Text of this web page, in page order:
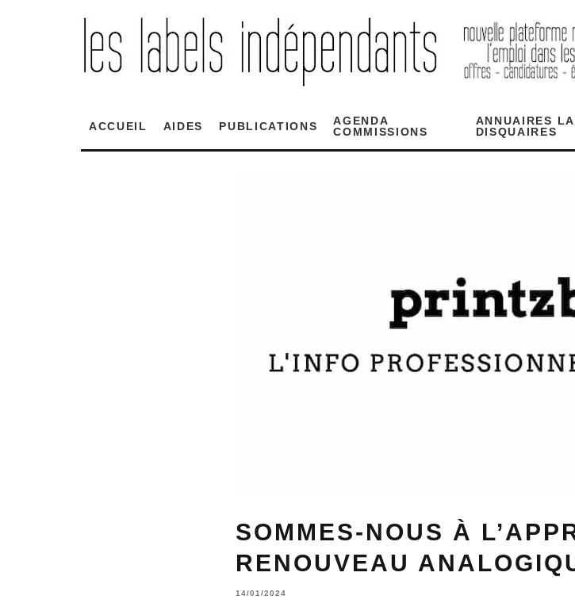
ACCUEIL AIDES PUBLICATIONS
AGENDA
COMMISSIONS
ANNUAIRES
DISQUAIRES
SOMMES-NOUS À
RENOUVEAU
14/01/2024